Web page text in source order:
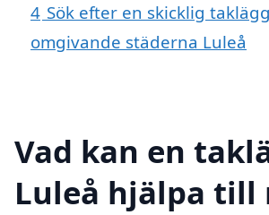
4 Sök efter en skicklig
omgivande städerna Luleå
Vad kan en
Luleå hjälpa till